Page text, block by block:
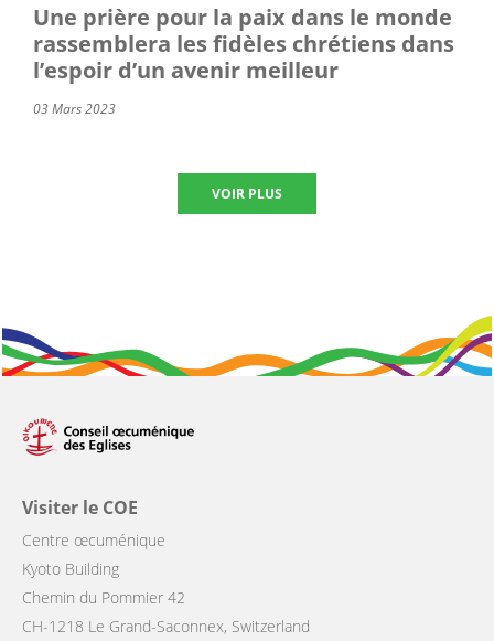
Une prière pour la paix dans le monde
rassemblera les fidèles chrétiens dans
l’espoir d’un avenir meilleur
03 Mars 2023
VOIR PLUS
Visiter le COE
Centre œcuménique
Kyoto Building
Chemin du Pommier 42
CH-1218 Le Grand-Saconnex, Switzerland